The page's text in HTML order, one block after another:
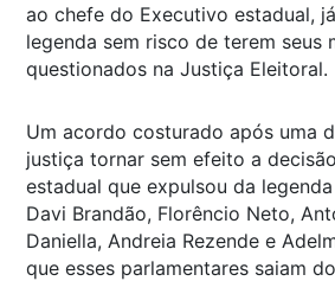
ao chefe do Executivo estadual,
legenda sem risco de terem seus
questionados na Justiça Eleitoral.
Um acordo costurado após uma
justiça tornar sem efeito a
estadual que expulsou da
Davi Brandão, Florêncio Neto,
Daniella, Andreia Rezende e
que esses parlamentares saiam